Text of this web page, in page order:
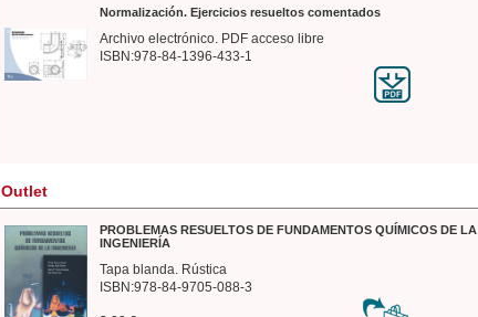
Normalización. Ejercicios resueltos comentados
Archivo electrónico. PDF acceso libre
ISBN:978-84-1396-433-1
Outlet
PROBLEMAS RESUELTOS DE FUNDAMENTOS QUÍMICOS DE LA
INGENIERÍA
Tapa blanda. Rústica
ISBN:978-84-9705-088-3